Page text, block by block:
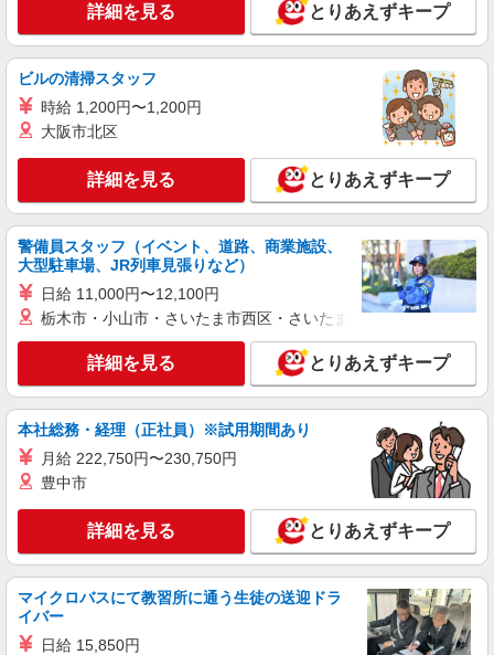
LOUNIE（ルーニィ）ヤエチカ店
【店長候補募集】接客・販売・お店作り〜マネ
ジメントまでお任せします◎
未経験：月給243,800円〜400,000円 経験者
（店長候補）：月給300,000円〜 ※試用期間中は
270,000円〜 ★固定残業手当：30,800円（月給に
あたり20時間、超過時は追加で残業手当支給 ※月
3万円まで交通費支給 ※試用期間（2〜3ヶ月）も
同条件 【手当】固定残業手当／資格手当／店舗職
制手当／住宅手当（実家外かつ賃貸の場合のみ別
途支給）※試用期間明けから支給／特別手当 ※手
当の種類はエリアにより異なります。詳細は面接
≪ヤエチカ店≫ 東京都中央区八重洲2-1八重洲
キープ 詳細を見る
正社員
DIESEL GINZA
ショップスタッフ（未経験OK）
月給215,000円〜275,000円 （経験・能力によ
る） ※試用期間3ヶ月（条件は同様） 【給与例】
月給245,000円 別途、残業代全額支給 (社会人経
験2年、アパレル経験あり)
DIESEL GINZA （東京都中央区銀座3-2-15 ギ
ンザ・グラッセ） 【受動喫煙防止対策】 屋内原則
禁煙（喫煙室あり）
キープ 詳細を見る
契約社員
REGAL SHOES 銀座数寄屋橋店
REGALの革靴の販売・接客スタッフ
月給219,500円〜225,500円 ※経験・能力に
よる （一律TOEIC特別手当含む） ※試用期間（3
ヶ月） 時給1,250円＋TOEIC手当（726点以上
5,000円／月、856点以上10,000円／月）
東京都中央区銀座4-2-12 銀座クリスタルビル
詳細を見る とりあえずキープ
ビルの清掃スタッフ
時給 1,200円〜1,200円
大阪市北区
詳細を見る とりあえずキープ
警備員スタッフ（イベント、道路、商業施設、
大型駐車場、JR列車見張りなど）
日給 11,000円〜12,100円
栃木市・小山市・さいたま市西区・さいたま市岩槻区・久喜市・
詳細を見る とりあえずキープ
本社総務・経理（正社員）※試用期間あり
月給 222,750円〜230,750円
豊中市
詳細を見る とりあえずキープ
マイクロバスにて教習所に通う生徒の送迎ドラ
イバー
日給 15,850円